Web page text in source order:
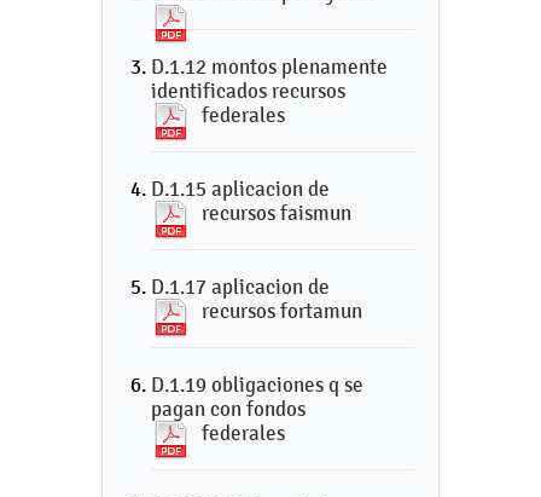
D.1.12 montos plenamente
identificados recursos
federales
D.1.15 aplicacion de
recursos faismun
D.1.17 aplicacion de
recursos fortamun
D.1.19 obligaciones q se
pagan con fondos
federales